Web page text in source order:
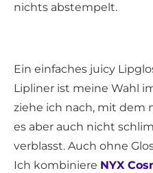
nichts abstempelt.
Ein einfaches juicy
Lipliner ist meine Wahl
ziehe ich nach, mit dem
es aber auch nicht
verblasst. Auch ohne
Ich kombiniere NYX